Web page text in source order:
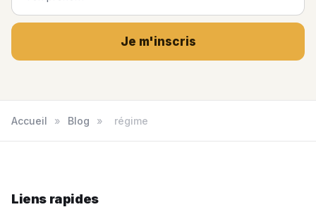
Je m'inscris
Accueil » Blog » régime
Liens rapides